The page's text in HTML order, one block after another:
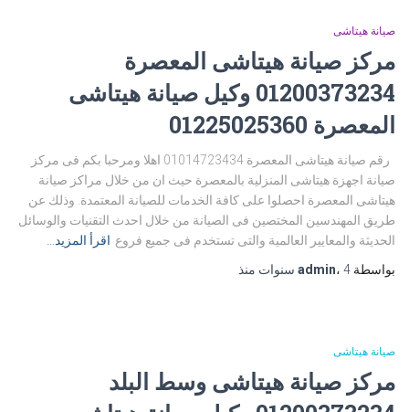
صيانة هيتاشى
مركز صيانة هيتاشى المعصرة
01200373234 وكيل صيانة هيتاشى
المعصرة 01225025360
رقم صيانة هيتاشى المعصرة 01014723434 اهلا ومرحبا بكم فى مركز
صيانة اجهزة هيتاشى المنزلية بالمعصرة حيث ان من خلال مراكز صيانة
هيتاشى المعصرة احصلوا على كافة الخدمات للصيانة المعتمدة. وذلك عن
طريق المهندسين المختصين فى الصيانة من خلال احدث التقنيات والوسائل
الحديثة والمعايير العالمية والتى تستخدم فى جميع فروع اقرأ المزيد…
بواسطة
admin، 4 سنوات منذ
صيانة هيتاشى
مركز صيانة هيتاشى وسط البلد